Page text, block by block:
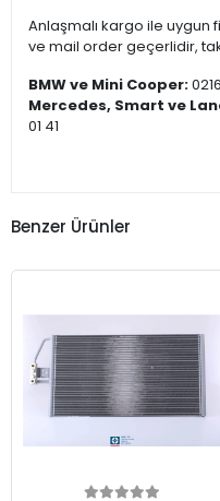
Anlaşmalı kargo ile uygun
ve mail order geçerlidir,
BMW ve Mini Cooper:
Mercedes, Smart ve
01 41
Benzer Ürünler